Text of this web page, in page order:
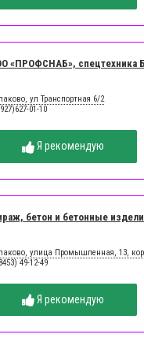
«ПРОФСНАБ», спецтехника
ул Транспортная 6/2
01-10
Я рекомендую
бетон и бетонные
улица Промышленная, 13,
49-12-49
Я рекомендую